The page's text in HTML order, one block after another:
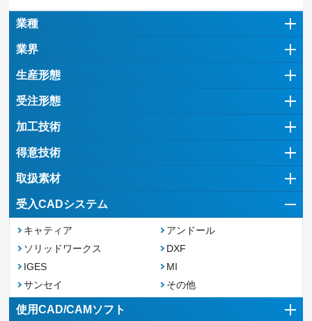
業種
業界
生産形態
受注形態
加工技術
得意技術
取扱素材
受入CADシステム
キャティア
アンドール
ソリッドワークス
DXF
IGES
MI
サンセイ
その他
使用CAD/CAMソフト